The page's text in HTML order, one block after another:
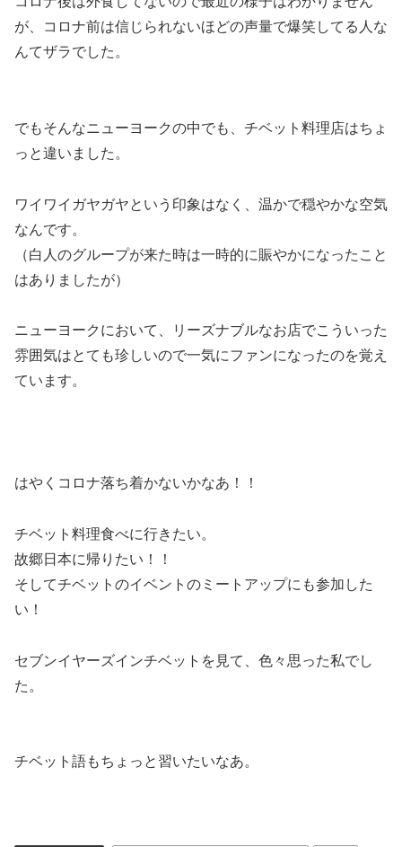
が、コロナ前は信じられないほどの声量で爆笑してる人な
んてザラでした。
でもそんなニューヨークの中でも、チベット料理店はちょ
っと違いました。
ワイワイガヤガヤという印象はなく、 温かで穏やかな空気
なんです。
（白人のグループが来た時は一時的に賑やかになったこと
はありましたが）
ニューヨークにおいて、リーズナブルなお店でこういった
雰囲気はとても珍しいので一気にファンになったのを覚え
ています。
はやくコロナ落ち着かないかなあ！！
チベット料理食べに行きたい。
故郷日本に帰りたい！！
そしてチベットのイベントのミートアップにも参加した
い！
セブンイヤーズインチベットを見て、色々思った私でし
た。
チベット語もちょっと習いたいなあ。